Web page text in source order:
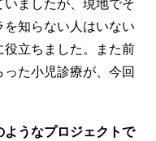
知らない人はいない
立ちました。また前
た小児診療が、今回
うなプロジェクトで